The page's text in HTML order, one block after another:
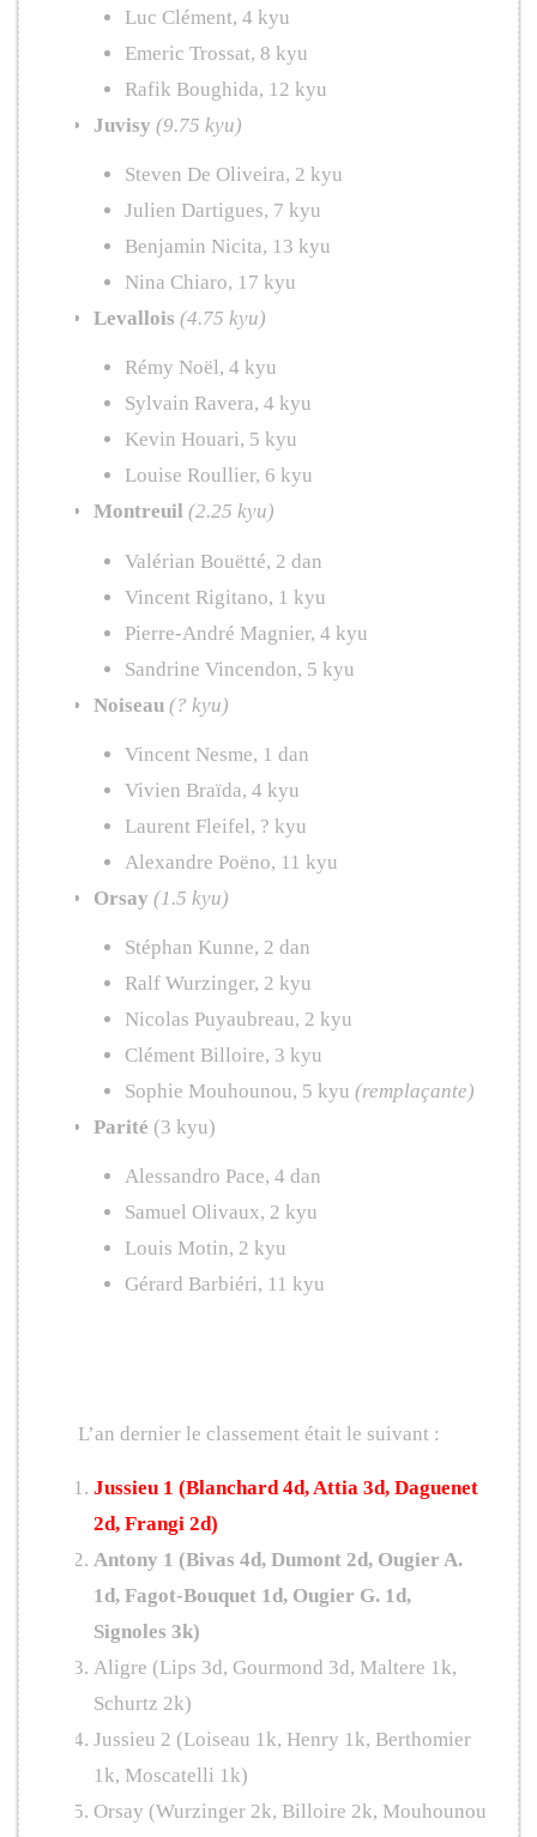
Luc Clément, 4 kyu
Emeric Trossat, 8 kyu
Rafik Boughida, 12 kyu
Juvisy (9.75 kyu)
Steven De Oliveira, 2 kyu
Julien Dartigues, 7 kyu
Benjamin Nicita, 13 kyu
Nina Chiaro, 17 kyu
Levallois (4.75 kyu)
Rémy Noël, 4 kyu
Sylvain Ravera, 4 kyu
Kevin Houari, 5 kyu
Louise Roullier, 6 kyu
Montreuil (2.25 kyu)
Valérian Bouëtté, 2 dan
Vincent Rigitano, 1 kyu
Pierre-André Magnier, 4 kyu
Sandrine Vincendon, 5 kyu
Noiseau (? kyu)
Vincent Nesme, 1 dan
Vivien Braïda, 4 kyu
Laurent Fleifel, ? kyu
Alexandre Poëno, 11 kyu
Orsay (1.5 kyu)
Stéphan Kunne, 2 dan
Ralf Wurzinger, 2 kyu
Nicolas Puyaubreau, 2 kyu
Clément Billoire, 3 kyu
Sophie Mouhounou, 5 kyu (remplaçante)
Parité (3 kyu)
Alessandro Pace, 4 dan
Samuel Olivaux, 2 kyu
Louis Motin, 2 kyu
Gérard Barbiéri, 11 kyu
L’an dernier le classement était le suivant :
Jussieu 1 (Blanchard 4d, Attia 3d, Daguenet
2d, Frangi 2d)
Antony 1 (Bivas 4d, Dumont 2d, Ougier A.
1d, Fagot-Bouquet 1d, Ougier G. 1d,
Signoles 3k)
Aligre (Lips 3d, Gourmond 3d, Maltere 1k,
Schurtz 2k)
Jussieu 2 (Loiseau 1k, Henry 1k, Berthomier
1k, Moscatelli 1k)
Orsay (Wurzinger 2k, Billoire 2k, Mouhounou